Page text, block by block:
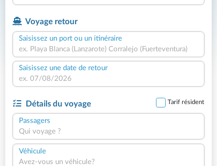
Voyage retour
Saisissez un port ou un itinéraire
Saisissez une date de retour
Détails du voyage Tarif résident
Passagers
Qui voyage ?
Véhicule
Avez-vous un véhicule?